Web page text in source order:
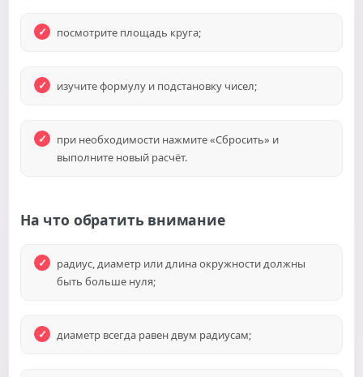
посмотрите площадь круга;
изучите формулу и подстановку чисел;
при необходимости нажмите «Сбросить» и
выполните новый расчёт.
На что обратить внимание
радиус, диаметр или длина окружности должны
быть больше нуля;
диаметр всегда равен двум радиусам;